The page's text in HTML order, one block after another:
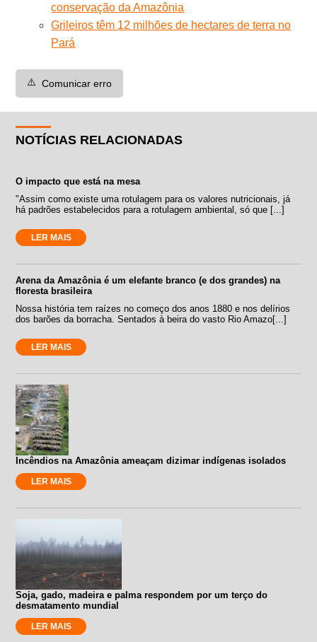
conservação da Amazônia
Grileiros têm 12 milhões de hectares de terra no
Pará
⚠️ Comunicar erro
NOTÍCIAS RELACIONADAS
O impacto que está na mesa
"Assim como existe uma rotulagem para os valores nutricionais, já
há padrões estabelecidos para a rotulagem ambiental, só que [...]
LER MAIS
Arena da Amazônia é um elefante branco (e dos grandes) na
floresta brasileira
Nossa história tem raízes no começo dos anos 1880 e nos delírios
dos barões da borracha. Sentados à beira do vasto Rio Amazo[...]
LER MAIS
Incêndios na Amazônia ameaçam dizimar indígenas isolados
LER MAIS
Soja, gado, madeira e palma respondem por um terço do
desmatamento mundial
LER MAIS